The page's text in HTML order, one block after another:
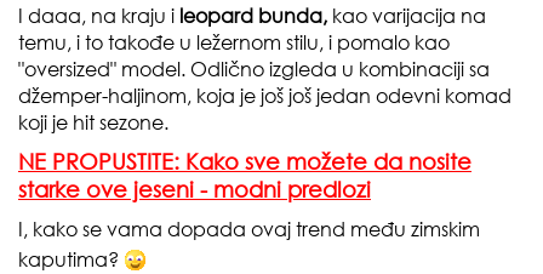
I daaa, na kraju i leopard bunda, kao varijacija na
temu, i to takođe u ležernom stilu, i pomalo kao
"oversized" model. Odlično izgleda u kombinaciji sa
džemper-haljinom, koja je još još jedan odevni komad
koji je hit sezone.
NE PROPUSTITE: Kako sve možete da nosite
starke ove jeseni - modni predlozi
I, kako se vama dopada ovaj trend među zimskim
kaputima?